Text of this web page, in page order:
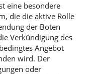
eine besondere
die die aktive Rolle
der Boten
Verkündigung des
Angebot
wird. Der
oder